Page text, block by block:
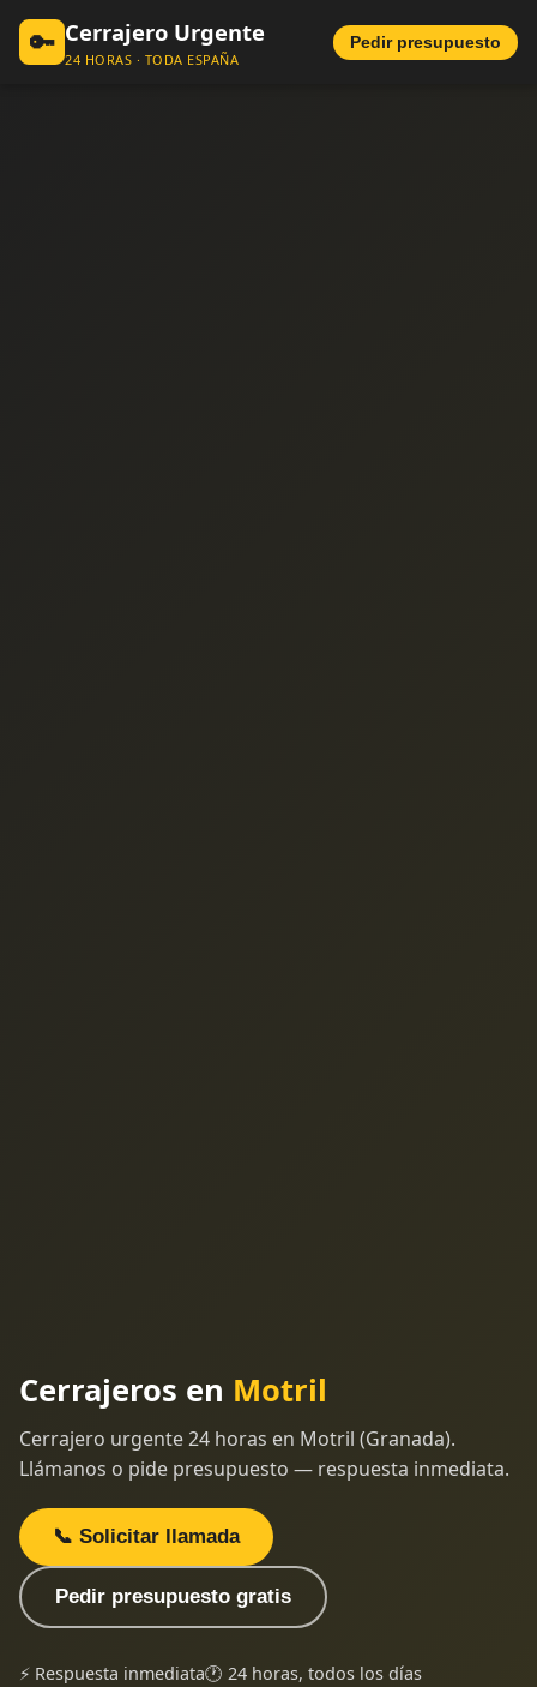
🔑 Cerrajero Urgente
24 HORAS · TODA ESPAÑA
Pedir presupuesto
Cerrajeros en Motril
Cerrajero urgente 24 horas en Motril (Granada).
Llámanos o pide presupuesto — respuesta inmediata.
📞 Solicitar llamada
Pedir presupuesto gratis
⚡ Respuesta inmediata🕐 24 horas, todos los días